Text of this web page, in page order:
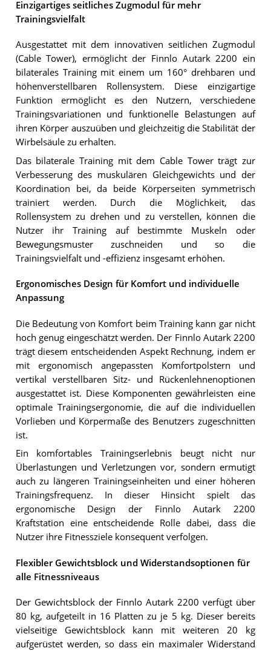
Einzigartiges seitliches Zugmodul für mehr
Trainingsvielfalt
Ausgestattet mit dem innovativen seitlichen Zugmodul
(Cable Tower), ermöglicht der Finnlo Autark 2200 ein
bilaterales Training mit einem um 160° drehbaren und
höhenverstellbaren Rollensystem. Diese einzigartige
Funktion ermöglicht es den Nutzern, verschiedene
Trainingsvariationen und funktionelle Belastungen auf
ihren Körper auszuüben und gleichzeitig die Stabilität der
Wirbelsäule zu erhalten.
Das bilaterale Training mit dem Cable Tower trägt zur
Verbesserung des muskulären Gleichgewichts und der
Koordination bei, da beide Körperseiten symmetrisch
trainiert werden. Durch die Möglichkeit, das
Rollensystem zu drehen und zu verstellen, können die
Nutzer ihr Training auf bestimmte Muskeln oder
Bewegungsmuster zuschneiden und so die
Trainingsvielfalt und -effizienz insgesamt erhöhen.
Ergonomisches Design für Komfort und individuelle
Anpassung
Die Bedeutung von Komfort beim Training kann gar nicht
hoch genug eingeschätzt werden. Der Finnlo Autark 2200
trägt diesem entscheidenden Aspekt Rechnung, indem er
mit ergonomisch angepassten Komfortpolstern und
vertikal verstellbaren Sitz- und Rückenlehnenoptionen
ausgestattet ist. Diese Komponenten gewährleisten eine
optimale Trainingsergonomie, die auf die individuellen
Vorlieben und Körpermaße des Benutzers zugeschnitten
ist.
Ein komfortables Trainingserlebnis beugt nicht nur
Überlastungen und Verletzungen vor, sondern ermutigt
auch zu längeren Trainingseinheiten und einer höheren
Trainingsfrequenz. In dieser Hinsicht spielt das
ergonomische Design der Finnlo Autark 2200
Kraftstation eine entscheidende Rolle dabei, dass die
Nutzer ihre Fitnessziele konsequent verfolgen.
Flexibler Gewichtsblock und Widerstandsoptionen für
alle Fitnessniveaus
Der Gewichtsblock der Finnlo Autark 2200 verfügt über
80 kg, aufgeteilt in 16 Platten zu je 5 kg. Dieser bereits
vielseitige Gewichtsblock kann mit weiteren 20 kg
aufgerüstet werden, so dass ein maximaler Widerstand